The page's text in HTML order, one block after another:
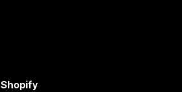
Shopify